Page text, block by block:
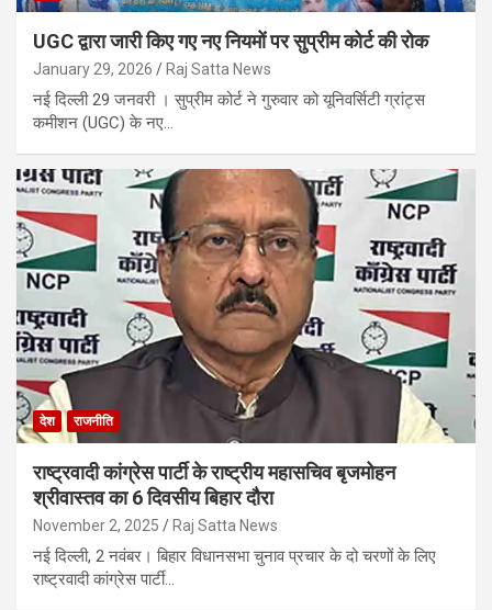
UGC द्वारा जारी किए गए नए नियमों पर सुप्रीम कोर्ट की रोक
January 29, 2026 Raj Satta News
नई दिल्ली 29 जनवरी । सुप्रीम कोर्ट ने गुरुवार को यूनिवर्सिटी ग्रांट्स
कमीशन (UGC) के नए…
देश राजनीति
राष्ट्रवादी कांग्रेस पार्टी के राष्ट्रीय महासचिव बृजमोहन
श्रीवास्तव का 6 दिवसीय बिहार दौरा
November 2, 2025 Raj Satta News
नई दिल्ली, 2 नवंबर। बिहार विधानसभा चुनाव प्रचार के दो चरणों के लिए
राष्ट्रवादी कांग्रेस पार्टी…